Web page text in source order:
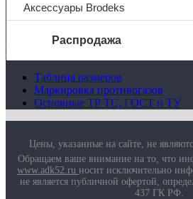
Аксессуары Brodeks
Распродажа
О компании
Услуги
Доставка
Маркировка противогазов
Основные ТР ТС, ГОСТ и ТУ
Контакты
Доставка
Политика возврата
Полезно
Таблица размеров
Маркировка противогазов
Основные ТР ТС, ГОСТ и ТУ
Цены, указанные на сайте, не
Обращаем ваше внимание на то, что
www.adk52.ru носит исключительно
не является публичной офертой,
437 ГК РФ.